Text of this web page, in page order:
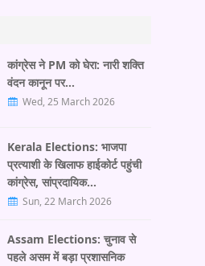
कांग्रेस ने PM को घेरा: नारी शक्ति
वंदन कानून पर…
Wed, 25 March 2026
Kerala Elections: भाजपा
प्रत्याशी के खिलाफ हाईकोर्ट पहुंची
कांग्रेस, सांप्रदायिक…
Sun, 22 March 2026
Assam Elections: चुनाव से
पहले असम में बड़ा प्रशासनिक